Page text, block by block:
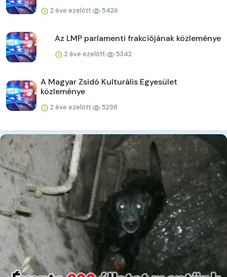
2 éve ezelőtt 5426
Az LMP parlamenti frakciójának közleménye
2 éve ezelőtt 5342
A Magyar Zsidó Kulturális Egyesület
közleménye
2 éve ezelőtt 5298